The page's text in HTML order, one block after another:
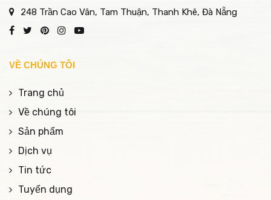
248 Trần Cao Vân, Tam Thuận, Thanh Khê, Đà Nẵng
VỀ CHÚNG TÔI
Trang chủ
Về chúng tôi
Sản phẩm
Dịch vụ
Tin tức
Tuyển dụng